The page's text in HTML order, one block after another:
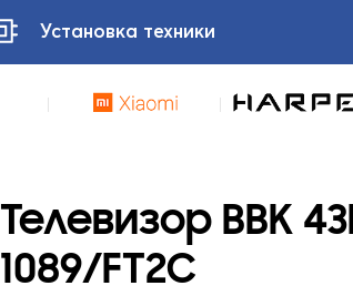
Установка техники
Телевизор BBK
1089/FT2C